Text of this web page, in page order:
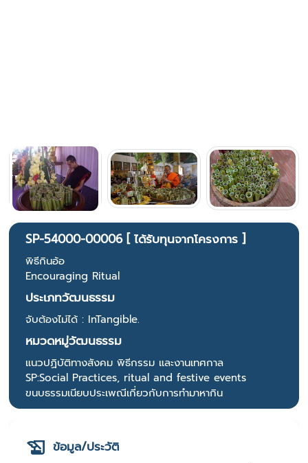
SP-54000-00006 [ ได้รับทุนจากโครงการ ]
พิธีกินอ้อ
Encouraging Ritual
ประเภทวัฒนธรรม
จับต้องไม่ได้ : InTangible.
หมวดหมู่วัฒนธรรม
แนวปฏิบัติทางสังคม พิธีกรรม และงานเทศกาล
SP:Social Practices, ritual and festive events
ขนบธรรมเนียบประเพณีเกี่ยวกับการทำมาหากิน
ข้อมูล/ประวัติ